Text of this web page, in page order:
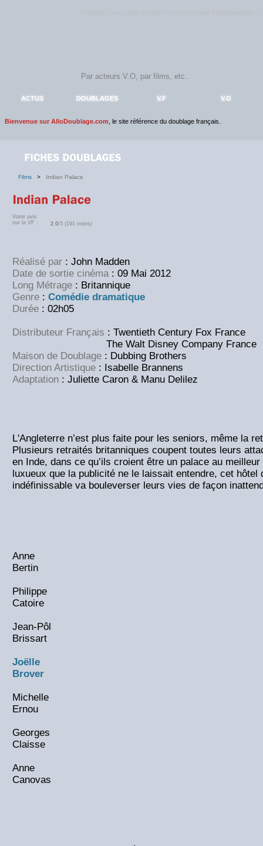
ACTUS DOUBLAGES V.F V.O
Bienvenue sur AlloDoublage.com , le site référence du doublage français.
Films > Indian Palace
Votre avis
sur la VF :
2.0/5 (191 notes)
Réalisé par : John Madden
Date de sortie cinéma : 09 Mai 2012
Long Métrage : Britannique
Genre : Comédie dramatique
Durée : 02h05
Distributeur Français : Twentieth Century Fox France
The Walt Disney Company France
Maison de Doublage : Dubbing Brothers
Direction Artistique : Isabelle Brannens
Adaptation : Juliette Caron & Manu Delilez
L'Angleterre n’est plus faite pour les seniors, même la
Plusieurs retraités britanniques coupent toutes leurs
en Inde, dans ce qu’ils croient être un palace au
luxueux que la publicité ne le laissait entendre, cet hôtel
indéfinissable va bouleverser leurs vies de façon
Anne
Bertin
Philippe
Catoire
Jean-Pôl
Brissart
Joëlle
Brover
Michelle
Ernou
Georges
Claisse
Anne
Canovas